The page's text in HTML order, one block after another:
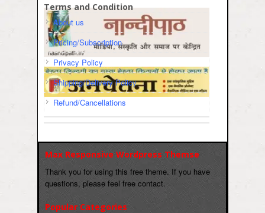
Terms and Condition
About us
Pricing/Subscription
Privacy Policy
Shipping/Delivery Policy
Refund/Cancellations
Max Responsive Wordpress Themse
Thank you for using this free theme. If you have
questions, please feel free contact.
Popular Categories